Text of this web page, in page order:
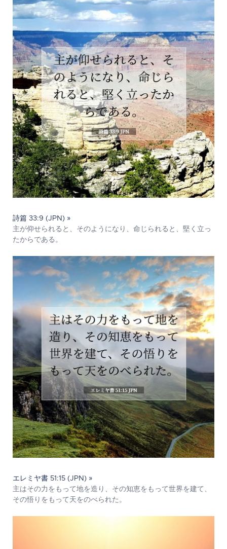
詩篇 33:9 (JPN) »
主が仰せられると、そのようになり、命じられると、堅く立っ
たからである。
エレミヤ書 51:15 (JPN) »
主はその力をもって地を造り、その知恵をもって世界を建て、
その悟りをもって天をのべられた。